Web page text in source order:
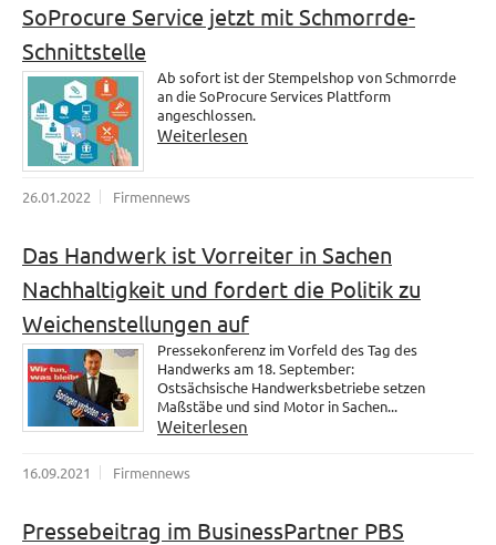
SoProcure Service jetzt mit Schmorrde-
Schnittstelle
Ab sofort ist der Stempelshop von Schmorrde
an die SoProcure Services Plattform
angeschlossen.
Weiterlesen
26.01.2022 Firmennews
Das Handwerk ist Vorreiter in Sachen
Nachhaltigkeit und fordert die Politik zu
Weichenstellungen auf
Pressekonferenz im Vorfeld des Tag des
Handwerks am 18. September:
Ostsächsische Handwerksbetriebe setzen
Maßstäbe und sind Motor in Sachen...
Weiterlesen
16.09.2021 Firmennews
Pressebeitrag im BusinessPartner PBS